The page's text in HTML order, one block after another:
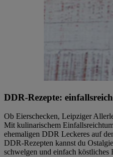
DDR-Rezepte:
Ob Eierschecken, Leipziger
Mit kulinarischem
ehemaligen DDR Leckeres auf
DDR-Rezepten kannst du
schwelgen und einfach köstliches